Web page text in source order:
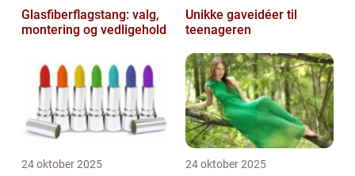
Glasfiberflagstang: valg,
montering og vedligehold
Unikke gaveidéer til
teenageren
24 oktober 2025 24 oktober 2025